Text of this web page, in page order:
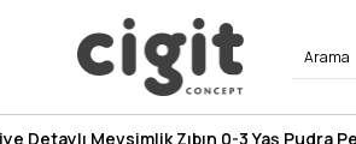
Detaylı Mevsimlik Zıbın 0-3 Yaş Pudra